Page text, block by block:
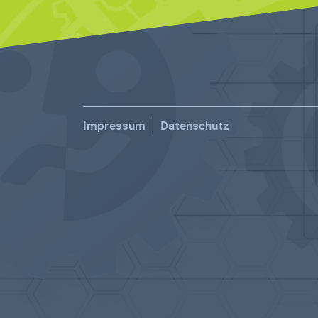
Impressum Datenschutz